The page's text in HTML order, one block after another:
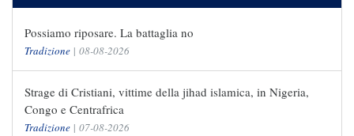
Possiamo riposare. La battaglia no
Tradizione | 08-08-2026
Strage di Cristiani, vittime della jihad islamica, in Nigeria,
Congo e Centrafrica
Tradizione | 07-08-2026